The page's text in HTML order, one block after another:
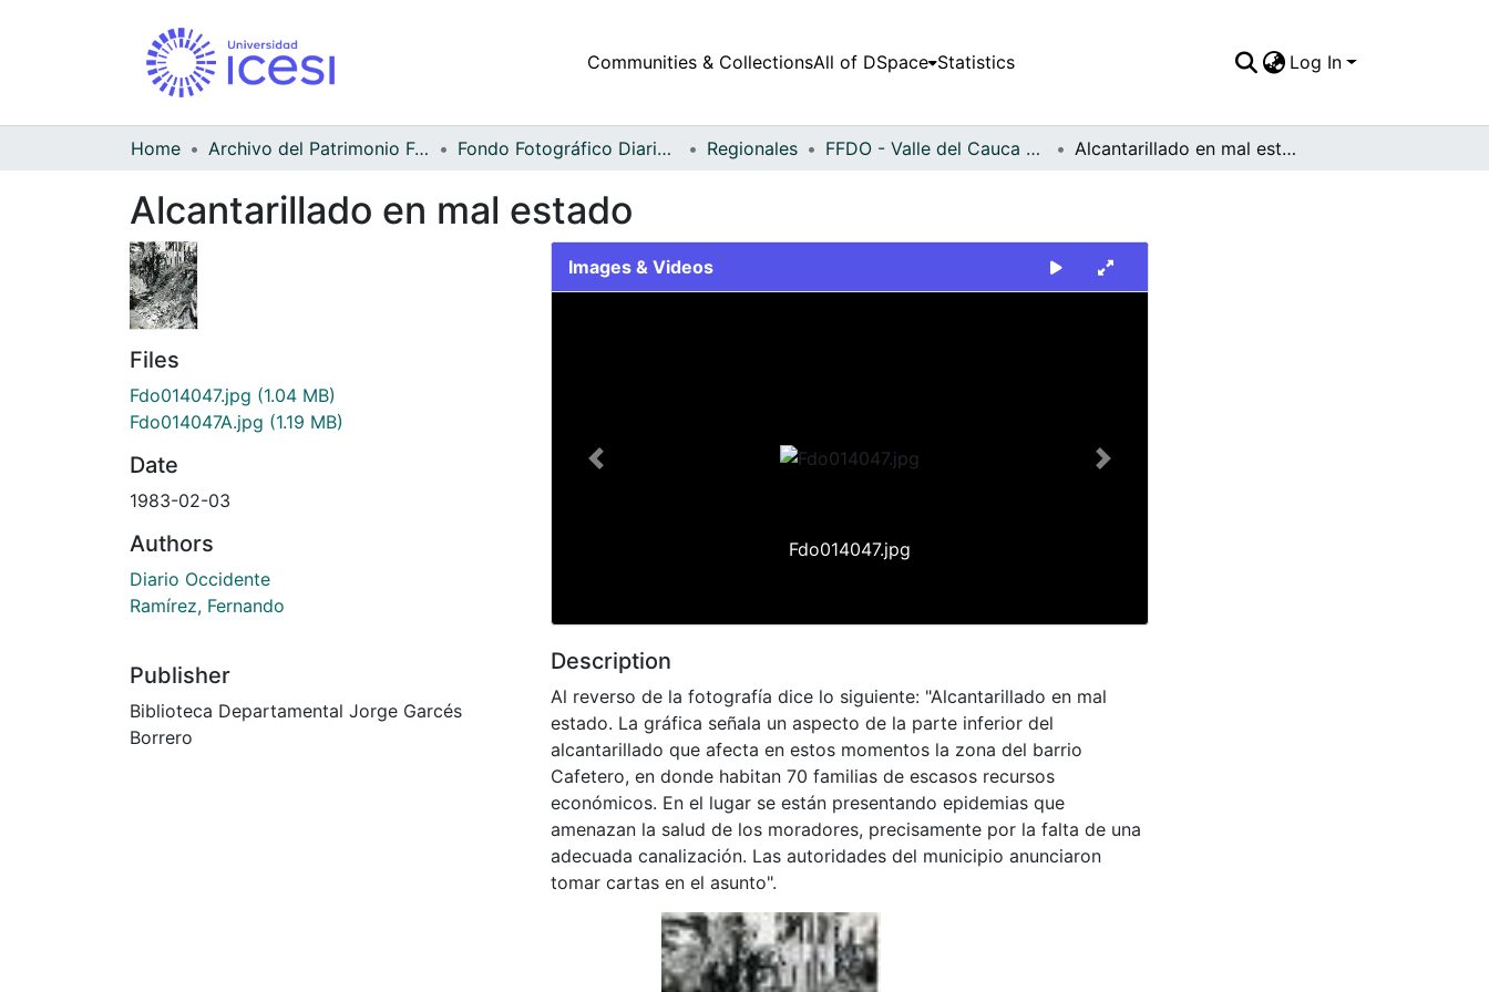
Communities & CollectionsAll of DSpace Statistics Log In
Home Archivo del Patrimonio Fotográfico y Fílmico del Valle del Cauca Fondo Fotográfico Diario Occidente Regionales FFDO - Valle del Cauca - Patrimonial Alcantarillado en mal estado
Alcantarillado en mal estado
Files
Fdo014047.jpg (1.04 MB)
Fdo014047A.jpg (1.19 MB)
Date
1983-02-03
Authors
Diario Occidente
Ramírez, Fernando
Publisher
Biblioteca Departamental Jorge Garcés
Borrero
Images & Videos
Fdo014047.jpg
Previous Next
Description
Al reverso de la fotografía dice lo siguiente: "Alcantarillado en mal
estado. La gráfica señala un aspecto de la parte inferior del
alcantarillado que afecta en estos momentos la zona del barrio
Cafetero, en donde habitan 70 familias de escasos recursos
económicos. En el lugar se están presentando epidemias que
amenazan la salud de los moradores, precisamente por la falta de una
adecuada canalización. Las autoridades del municipio anunciaron
tomar cartas en el asunto".